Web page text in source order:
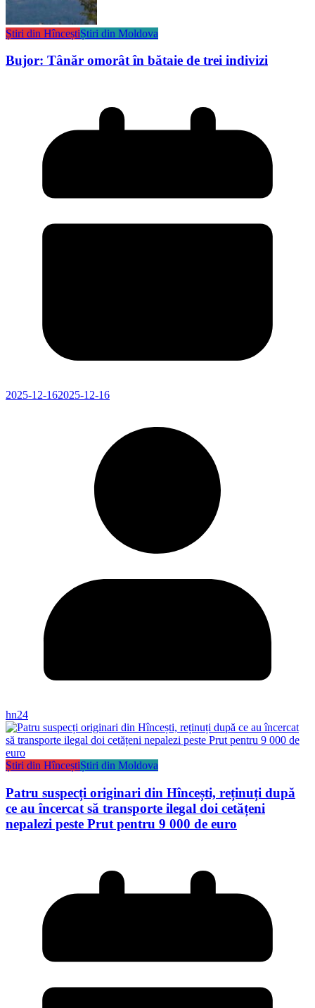
Știri din HînceștiȘtiri din Moldova
Bujor: Tânăr omorât în bătaie de trei indivizi
2025-12-162025-12-16
hn24
Știri din HînceștiȘtiri din Moldova
Patru suspecți originari din Hîncești, reținuți după
ce au încercat să transporte ilegal doi cetățeni
nepalezi peste Prut pentru 9 000 de euro